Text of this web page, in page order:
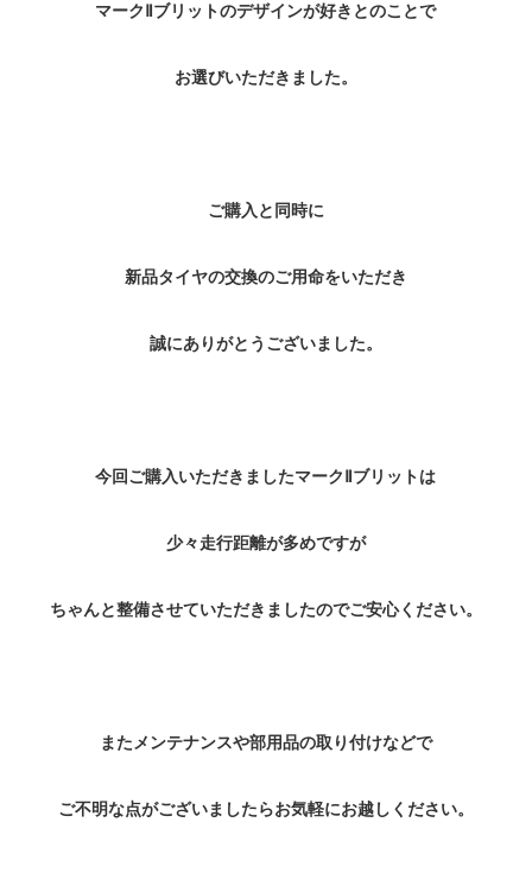
マークⅡブリットのデザインが好きとのことで
お選びいただきました。
ご購入と同時に
新品タイヤの交換のご用命をいただき
誠にありがとうございました。
今回ご購入いただきましたマークⅡブリットは
少々走行距離が多めですが
ちゃんと整備させていただきましたのでご安心ください。
またメンテナンスや部用品の取り付けなどで
ご不明な点がございましたらお気軽にお越しください。